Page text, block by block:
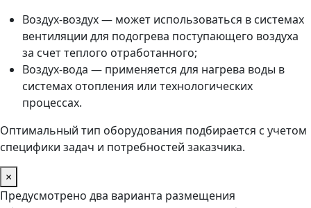
Воздух-воздух — может использоваться в системах
вентиляции для подогрева поступающего воздуха
за счет теплого отработанного;
Воздух-вода — применяется для нагрева воды в
системах отопления или технологических
процессах.
Оптимальный тип оборудования подбирается с учетом
специфики задач и потребностей заказчика.
×
Предусмотрено два варианта размещения